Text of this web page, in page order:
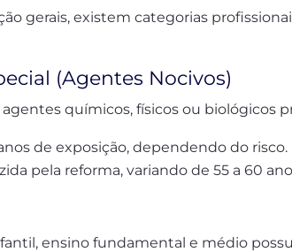
gerais, existem categorias
(Agentes Nocivos)
químicos, físicos ou biológicos
de exposição, dependendo do risco.
pela reforma, variando de 55 a 60
ensino fundamental e médio